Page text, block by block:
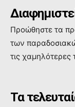
Προώθηστε τα
των
τις χαμηλότερες
Τα